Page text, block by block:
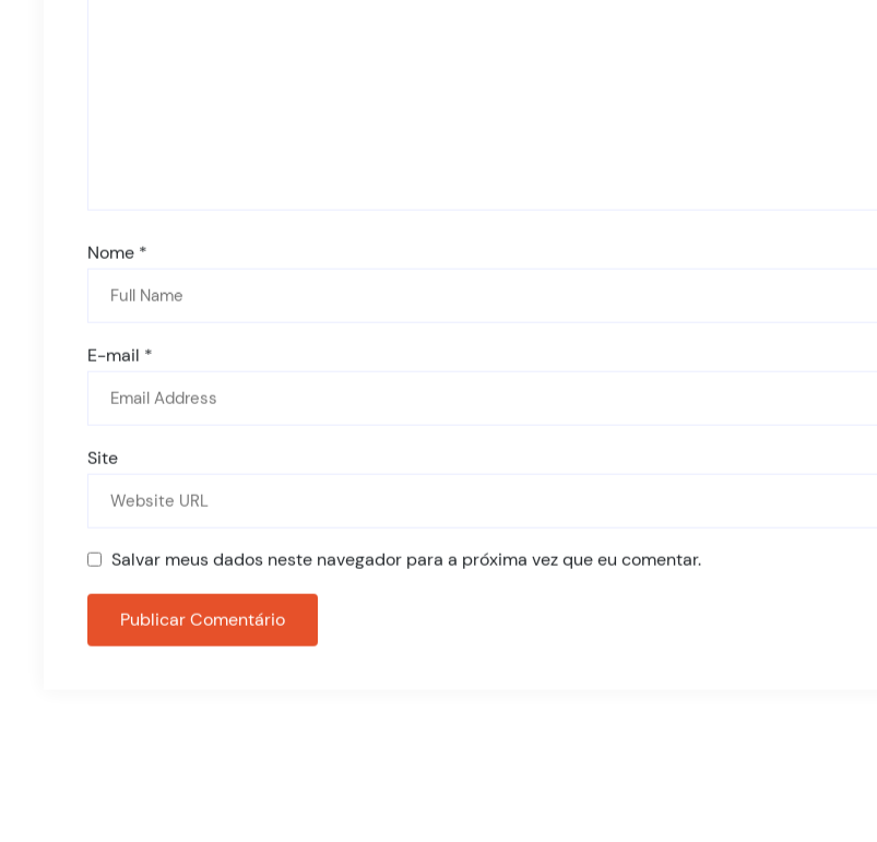
Nome *
E-mail *
Site
Salvar meus dados neste navegador para a próxima vez que eu comentar.